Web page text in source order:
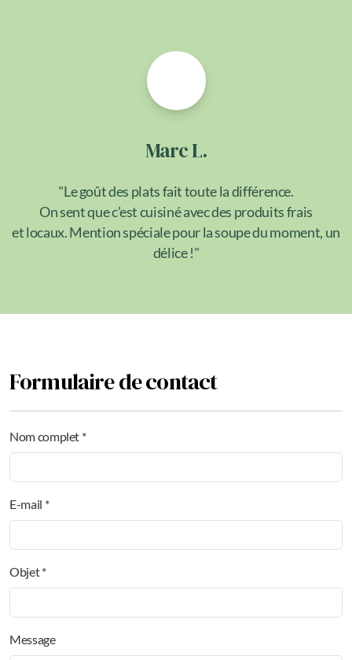
Marc L.
"Le goût des plats fait toute la différence.
On sent que c’est cuisiné avec des produits frais
et locaux. Mention spéciale pour la soupe du moment, un
délice !"
Formulaire de contact
Nom complet *
E-mail *
Objet *
Message